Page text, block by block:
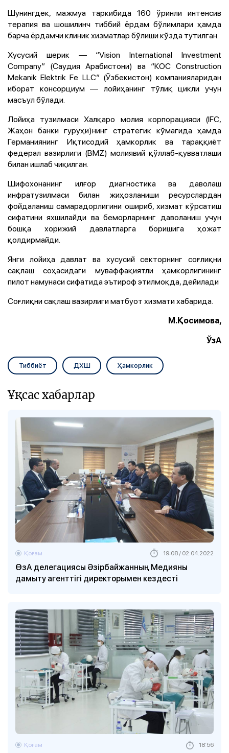
Шунингдек, мажмуа таркибида 160 ўринли интенсив
терапия ва шошилинч тиббий ёрдам бўлимлари ҳамда
барча ёрдамчи клиник хизматлар бўлиши кўзда тутилган.
Хусусий шерик — “Vision International Investment
Company” (Саудия Арабистони) ва “КОС Construction
Mekanik Elektrik Fe LLC” (Ўзбекистон) компанияларидан
иборат консорциум — лойиҳанинг тўлиқ цикли учун
масъул бўлади.
Лойиҳа тузилмаси Халқаро молия корпорацияси (IFC,
Жаҳон банки гуруҳи)нинг стратегик кўмагида ҳамда
Германиянинг Иқтисодий ҳамкорлик ва тараққиёт
федерал вазирлиги (BMZ) молиявий қўллаб-қувватлаши
билан ишлаб чиқилган.
Шифохонанинг илғор диагностика ва даволаш
инфратузилмаси билан жиҳозланиши ресурслардан
фойдаланиш самарадорлигини ошириб, хизмат кўрсатиш
сифатини яхшилайди ва беморларнинг даволаниш учун
бошқа хорижий давлатларга боришига ҳожат
қолдирмайди.
Янги лойиҳа давлат ва хусусий секторнинг соғлиқни
сақлаш соҳасидаги муваффақиятли ҳамкорлигининг
пилот намунаси сифатида эътироф этилмоқда, дейилади
Соғлиқни сақлаш вазирлиги матбуот хизмати хабарида.
М.Қосимова,
ЎзА
Тиббиёт ДХШ Ҳамкорлик
Ұқсас хабарлар
ӨзА делегациясы Әзірбайжанның Медияны
дамыту агенттігі директорымен кездесті
Қоғам 19:08 / 02.04.2022
Қоғам 18:56